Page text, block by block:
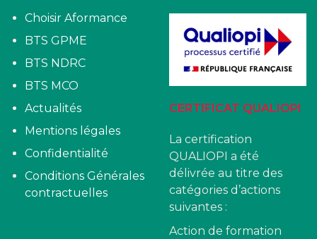
Choisir Aformance
BTS GPME
BTS NDRC
BTS MCO
Actualités
Mentions légales
Confidentialité
Conditions Générales
contractuelles
CERTIFICAT QUALIOPI
La certification
QUALIOPI a été
délivrée au titre des
catégories d’actions
suivantes :
Action de formation